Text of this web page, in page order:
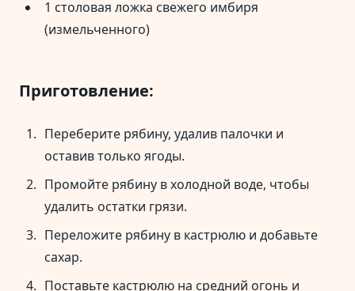
1 столовая ложка свежего имбиря
(измельченного)
Приготовление:
Переберите рябину, удалив палочки и
оставив только ягоды.
Промойте рябину в холодной воде, чтобы
удалить остатки грязи.
Переложите рябину в кастрюлю и добавьте
сахар.
Поставьте кастрюлю на средний огонь и